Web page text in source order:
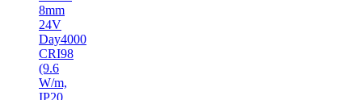
8mm
24V
Day4000
CRI98
(9.6
W/m,
IP20,